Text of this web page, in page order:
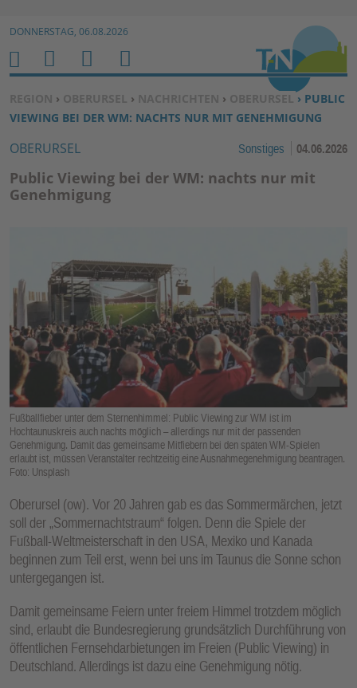
Zum Inhalt springen ↓
DONNERSTAG, 06.08.2026
SIE BEFINDEN SICH HIER:
REGION › OBERURSEL › NACHRICHTEN › OBERURSEL › PUBLIC
VIEWING BEI DER WM: NACHTS NUR MIT GENEHMIGUNG
OBERURSEL Sonstiges 04.06.2026
Public Viewing bei der WM: nachts nur mit
Genehmigung
Fußballfieber unter dem Sternenhimmel: Public Viewing zur WM ist im
Hochtaunuskreis auch nachts möglich – allerdings nur mit der passenden
Genehmigung. Damit das gemeinsame Mitfiebern bei den späten WM-Spielen
erlaubt ist, müssen Veranstalter rechtzeitig eine Ausnahmegenehmigung beantragen.
Foto: Unsplash
Oberursel (ow). Vor 20 Jahren gab es das Sommermärchen, jetzt
soll der „Sommernachtstraum“ folgen. Denn die Spiele der
Fußball-Weltmeisterschaft in den USA, Mexiko und Kanada
beginnen zum Teil erst, wenn bei uns im Taunus die Sonne schon
untergegangen ist.
Damit gemeinsame Feiern unter freiem Himmel trotzdem möglich
sind, erlaubt die Bundesregierung grundsätzlich Durchführung von
öffentlichen Fernsehdarbietungen im Freien (Public Viewing) in
Deutschland. Allerdings ist dazu eine Genehmigung nötig.
H
O
M
E
M
E
N
U
S
U
C
N
B
E
N
Z
U
N
K
TI
O
N
E